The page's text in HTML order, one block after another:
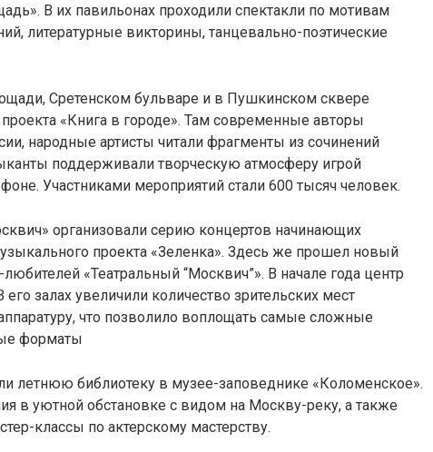
В их павильонах проходили спектакли по мотивам
литературные викторины, танцевально-поэтические
Сретенском бульваре и в Пушкинском сквере
«Книга в городе». Там современные авторы
народные артисты читали фрагменты из сочинений
поддерживали творческую атмосферу игрой
Участниками мероприятий стали 600 тысяч человек.
организовали серию концертов начинающих
проекта «Зеленка». Здесь же прошел новый
«Театральный “Москвич”». В начале года центр
залах увеличили количество зрительских мест
что позволило воплощать самые сложные
форматы
летнюю библиотеку в музее-заповеднике «Коломенское».
в уютной обстановке с видом на Москву-реку, а также
классы по актерскому мастерству.